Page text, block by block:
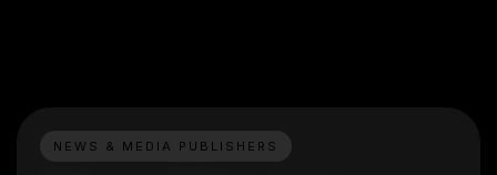
NEWS & MEDIA PUBLISHERS